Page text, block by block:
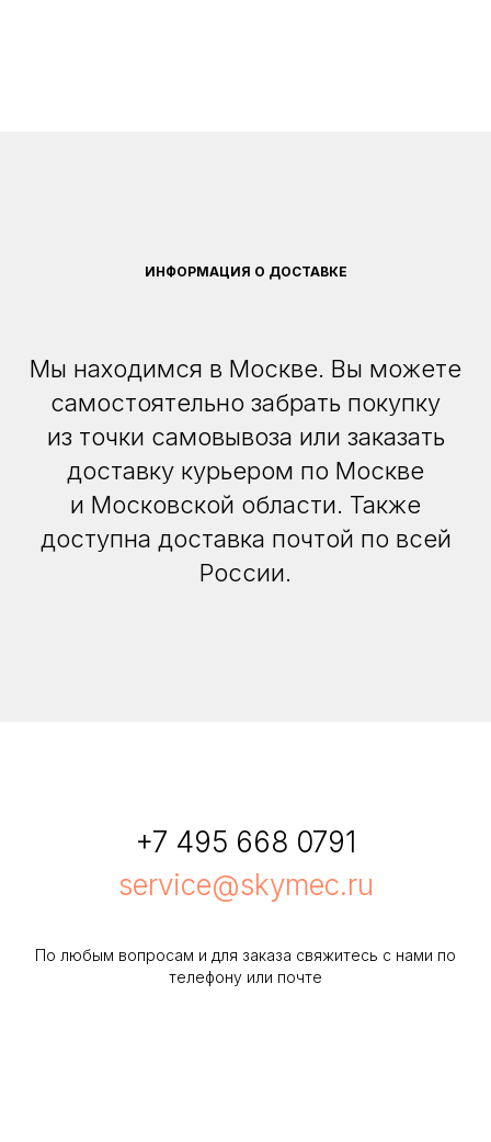
ИНФОРМАЦИЯ О ДОСТАВКЕ
Мы находимся в Москве. Вы можете
самостоятельно забрать покупку
из точки самовывоза или заказать
доставку курьером по Москве
и Московской области. Также
доступна доставка почтой по всей
России.
+7 495 668 0791
service@skymec.ru
По любым вопросам и для заказа свяжитесь с нами по
телефону или почте